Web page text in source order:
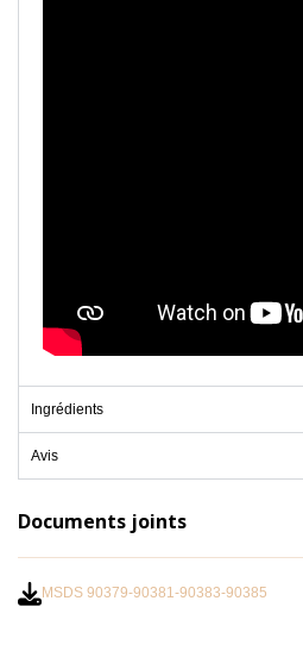
Ingrédients
Avis
Documents joints
MSDS 90379-90381-90383-90385